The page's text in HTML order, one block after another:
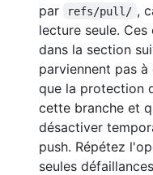
par
refs/pull/ ,
lecture seule.
dans la section
parviennent pas
que la protection
cette branche et
désactiver
push. Répétez
seules